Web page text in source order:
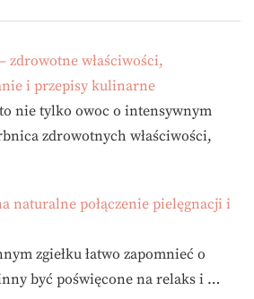
zdrowotne właściwości,
i przepisy kulinarne
nie tylko owoc o intensywnym
zdrowotnych właściwości,
naturalne połączenie pielęgnacji i
zgiełku łatwo zapomnieć o
być poświęcone na relaks i …